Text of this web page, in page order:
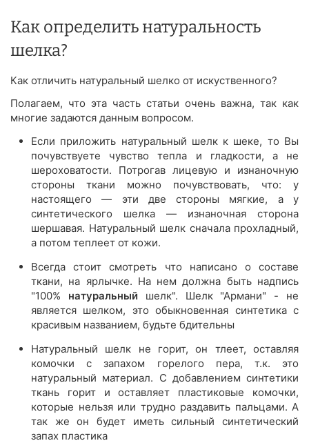
Как определить натуральность
шелка?
Как отличить натуральный шелко от искуственного?
Полагаем, что эта часть статьи очень важна, так как
многие задаются данным вопросом.
Если приложить натуральный шелк к шеке, то Вы
почувствуете чувство тепла и гладкости, а не
шероховатости. Потрогав лицевую и изнаночную
стороны ткани можно почувствовать, что: у
настоящего — эти две стороны мягкие, а у
синтетического шелка — изнаночная сторона
шершавая. Натуральный шелк сначала прохладный,
а потом теплеет от кожи.
Всегда стоит смотреть что написано о составе
ткани, на ярлычке. На нем должна быть надпись
"100% натуральный шелк". Шелк "Армани" - не
является шелком, это обыкновенная синтетика с
красивым названием, будьте бдительны
Натуральный шелк не горит, он тлеет, оставляя
комочки с запахом горелого пера, т.к. это
натуральный материал. С добавлением синтетики
ткань горит и оставляет пластиковые комочки,
которые нельзя или трудно раздавить пальцами. А
так же он будет иметь сильный синтетический
запах пластика